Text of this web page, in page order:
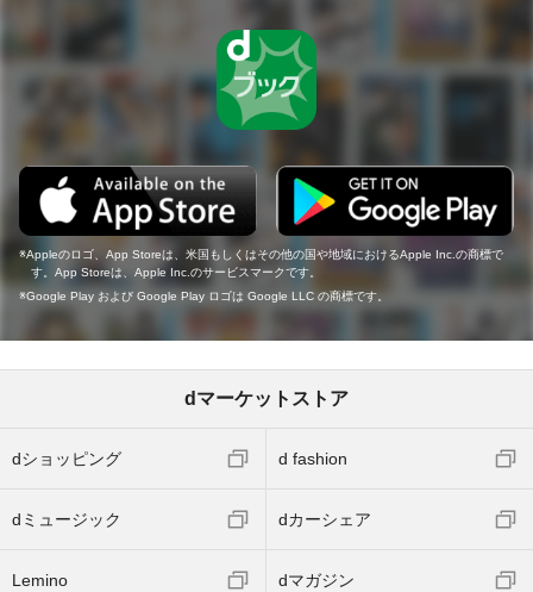
Appleのロゴ、App Storeは、米国もしくはその他の国や地域におけるApple Inc.の商標で
す。App Storeは、Apple Inc.のサービスマークです。
Google Play および Google Play ロゴは Google LLC の商標です。
dマーケットストア
dショッピング d fashion
dミュージック dカーシェア
Lemino dマガジン